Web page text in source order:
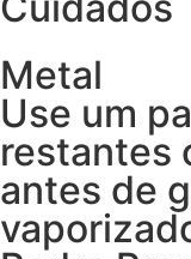
Metal
Use um
restantes
antes de